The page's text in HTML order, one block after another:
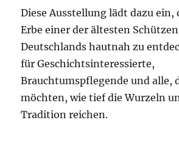
Diese Ausstellung lädt dazu ein,
Erbe einer der ältesten
Deutschlands hautnah zu
für Geschichtsinteressierte,
Brauchtumspflegende und alle,
möchten, wie tief die Wurzeln
Tradition reichen.